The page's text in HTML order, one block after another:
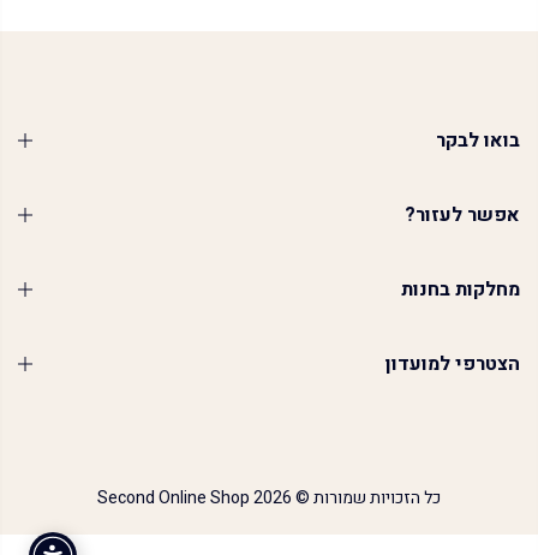
בואו לבקר
אפשר לעזור?
מחלקות בחנות
הצטרפי למועדון
כל הזכויות שמורות © 2026 Second Online Shop